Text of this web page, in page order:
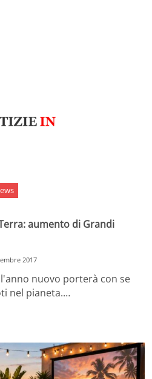
aumento di Grandi
2017
nuovo porterà con se
nel pianeta.…